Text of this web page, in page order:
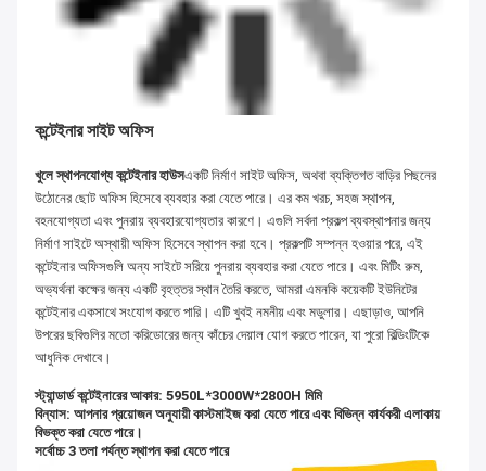
কন্টেইনার সাইট অফিস
খুলে স্থাপনযোগ্য কন্টেইনার হাউসএকটি নির্মাণ সাইট অফিস, অথবা ব্যক্তিগত বাড়ির পিছনের
উঠোনের ছোট অফিস হিসেবে ব্যবহার করা যেতে পারে। এর কম খরচ, সহজ স্থাপন,
বহনযোগ্যতা এবং পুনরায় ব্যবহারযোগ্যতার কারণে। এগুলি সর্বদা প্রকল্প ব্যবস্থাপনার জন্য
নির্মাণ সাইটে অস্থায়ী অফিস হিসেবে স্থাপন করা হবে। প্রকল্পটি সম্পন্ন হওয়ার পরে, এই
কন্টেইনার অফিসগুলি অন্য সাইটে সরিয়ে পুনরায় ব্যবহার করা যেতে পারে। এবং মিটিং রুম,
অভ্যর্থনা কক্ষের জন্য একটি বৃহত্তর স্থান তৈরি করতে, আমরা এমনকি কয়েকটি ইউনিটের
কন্টেইনার একসাথে সংযোগ করতে পারি। এটি খুবই নমনীয় এবং মডুলার। এছাড়াও, আপনি
উপরের ছবিগুলির মতো করিডোরের জন্য কাঁচের দেয়াল যোগ করতে পারেন, যা পুরো বিল্ডিংটিকে
আধুনিক দেখাবে।
স্ট্যান্ডার্ড কন্টেইনারের আকার: 5950L*3000W*2800H মিমি
বিন্যাস: আপনার প্রয়োজন অনুযায়ী কাস্টমাইজ করা যেতে পারে এবং বিভিন্ন কার্যকরী এলাকায়
বিভক্ত করা যেতে পারে।
সর্বোচ্চ 3 তলা পর্যন্ত স্থাপন করা যেতে পারে